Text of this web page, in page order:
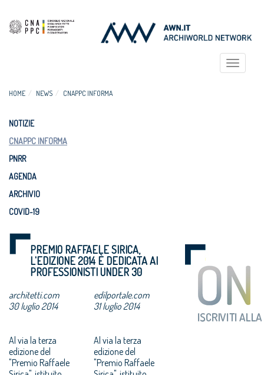
Toggle
HOME NEWS CNAPPC INFORMA
NOTIZIE
CNAPPC INFORMA
PNRR
AGENDA
ARCHIVIO
COVID-19
PREMIO RAFFAELE SIRICA,
L'EDIZIONE 2014 È DEDICATA AI
PROFESSIONISTI UNDER 30
architetti.com
30 luglio 2014
Al via la terza
edizione del
"Premio Raffaele
edilportale.com
31 luglio 2014
Al via la terza
edizione del
"Premio Raffaele